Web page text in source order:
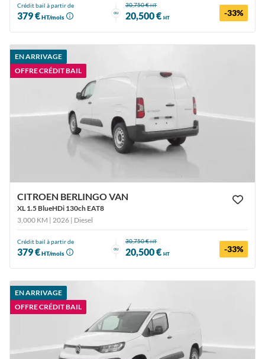
Crédit bail à partir de
379 €HT/mois
ou
30,750 €HT
20,500 € HT -33%
EN ARRIVAGE
OFFRE CRÉDIT BAIL
CITROEN BERLINGO VAN
XL 1.5 BlueHDi 130ch EAT8
3,000 KM | 2026 | Diesel
Crédit bail à partir de
379 €HT/mois
ou
30,750 €HT
20,500 € HT -33%
EN ARRIVAGE
OFFRE CRÉDIT BAIL